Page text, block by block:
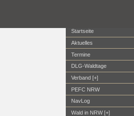
Startseite
Aktuelles
Termine
DLG-Waldtage
Verband [+]
PEFC NRW
NavLog
Wald in NRW [+]